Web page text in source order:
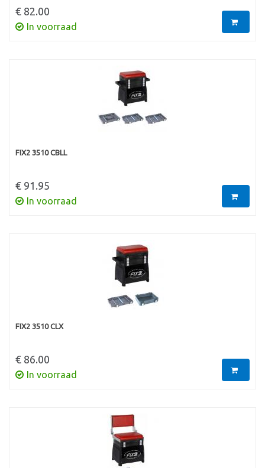
€ 82.00
In voorraad
FIX2 3510 CBLL
€ 91.95
In voorraad
FIX2 3510 CLX
€ 86.00
In voorraad